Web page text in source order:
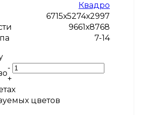
Квадро
6715х5274х2997
9661х8768
7-14
-
+
цветов